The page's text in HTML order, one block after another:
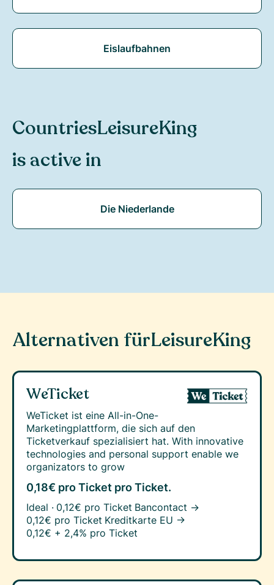
Eislaufbahnen
CountriesLeisureKing
is active in
Die Niederlande
Alternativen fürLeisureKing
WeTicket
WeTicket ist eine All-in-One-
Marketingplattform, die sich auf den
Ticketverkauf spezialisiert hat. With innovative
technologies and personal support enable we
organizators to grow
0,18€ pro Ticket pro Ticket.
Ideal · 0,12€ pro Ticket Bancontact →
0,12€ pro Ticket Kreditkarte EU →
0,12€ + 2,4% pro Ticket